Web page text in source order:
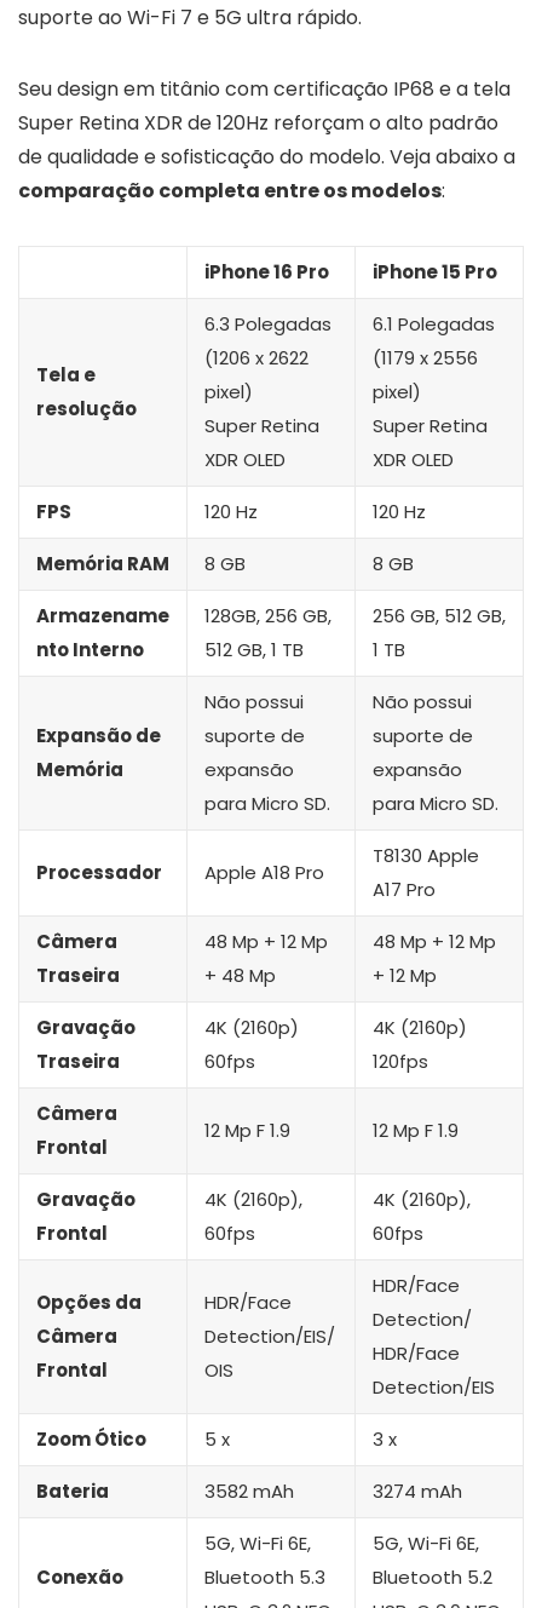
suporte ao Wi-Fi 7 e 5G ultra rápido.
Seu design em titânio com certificação IP68 e a tela
Super Retina XDR de 120Hz reforçam o alto padrão
de qualidade e sofisticação do modelo. Veja abaixo a
comparação completa entre os modelos:
iPhone 16 Pro iPhone 15 Pro
Tela e
resolução
6.3 Polegadas
(1206 x 2622
pixel)
Super Retina
XDR OLED
6.1 Polegadas
(1179 x 2556
pixel)
Super Retina
XDR OLED
FPS 120 Hz 120 Hz
Memória RAM 8 GB 8 GB
Armazename
nto Interno
128GB, 256 GB,
512 GB, 1 TB
256 GB, 512 GB,
1 TB
Expansão de
Memória
Não possui
suporte de
expansão
para Micro SD.
Não possui
suporte de
expansão
para Micro SD.
Processador Apple A18 Pro
T8130 Apple
A17 Pro
Câmera
Traseira
48 Mp + 12 Mp
+ 48 Mp
48 Mp + 12 Mp
+ 12 Mp
Gravação
Traseira
4K (2160p)
60fps
4K (2160p)
120fps
Câmera
Frontal
12 Mp F 1.9 12 Mp F 1.9
Gravação
Frontal
4K (2160p),
60fps
4K (2160p),
60fps
Opções da
Câmera
Frontal
HDR/Face
Detection/EIS/
OIS
HDR/Face
Detection/
HDR/Face
Detection/EIS
Zoom Ótico 5 x 3 x
Bateria 3582 mAh 3274 mAh
Conexão
5G, Wi-Fi 6E,
Bluetooth 5.3
5G, Wi-Fi 6E,
Bluetooth 5.2